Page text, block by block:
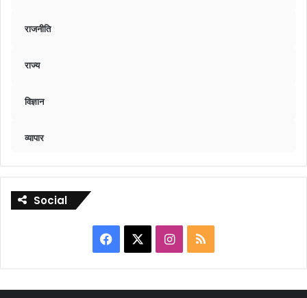
राजनीति
राज्य
विज्ञान
व्यापार
Social
Facebook Instagram
RSS